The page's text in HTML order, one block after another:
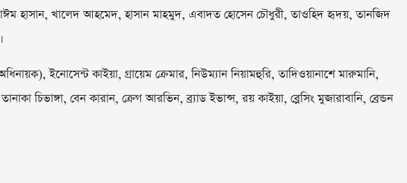
হাসান, খালেদ আহমেদ, হাসান মাহমুদ, এবাদত হোসেন চৌধুরী, তাওহিদ হৃদয়, তানজিদ
ইনোসেন্ট কাইয়া, গ্রায়েম ক্রেমার, নিউম্যান নিয়ামহুরি, তাদিওয়ানাশে মারুমানি,
চিভাঙ্গা, বেন কারান, ক্রেগ আরভিন, ব্র্যাড ইভান্স, রয় কাইয়া, ব্লেসিং মুজারাবানি, ব্রেন্ডন